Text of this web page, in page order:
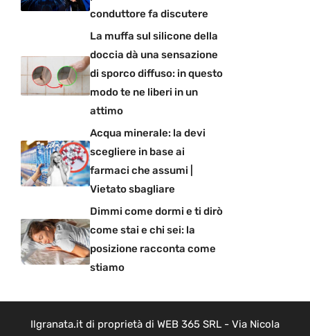
conduttore fa discutere
La muffa sul silicone della
doccia dà una sensazione
di sporco diffuso: in questo
modo te ne liberi in un
attimo
Acqua minerale: la devi
scegliere in base ai
farmaci che assumi |
Vietato sbagliare
Dimmi come dormi e ti dirò
come stai e chi sei: la
posizione racconta come
stiamo
Ilgranata.it di proprietà di WEB 365 SRL - Via Nicola